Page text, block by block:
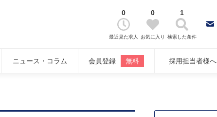
0
最近見た求人
0
お気に入り
1
検索した条件
ニュース・コラム 会員登録 無料 採用担当者様へ